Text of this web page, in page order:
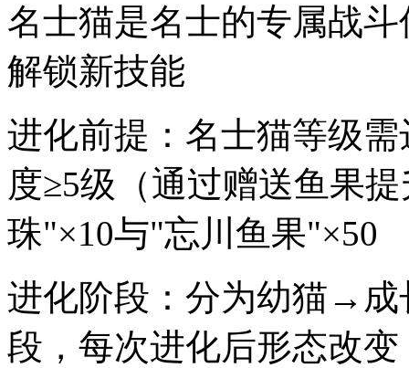
名士猫是名士的专属战
解锁新技能
进化前提：名士猫等级
度≥5级（通过赠送鱼果
珠"×10与"忘川鱼果"×50
进化阶段：分为幼猫→
段，每次进化后形态改